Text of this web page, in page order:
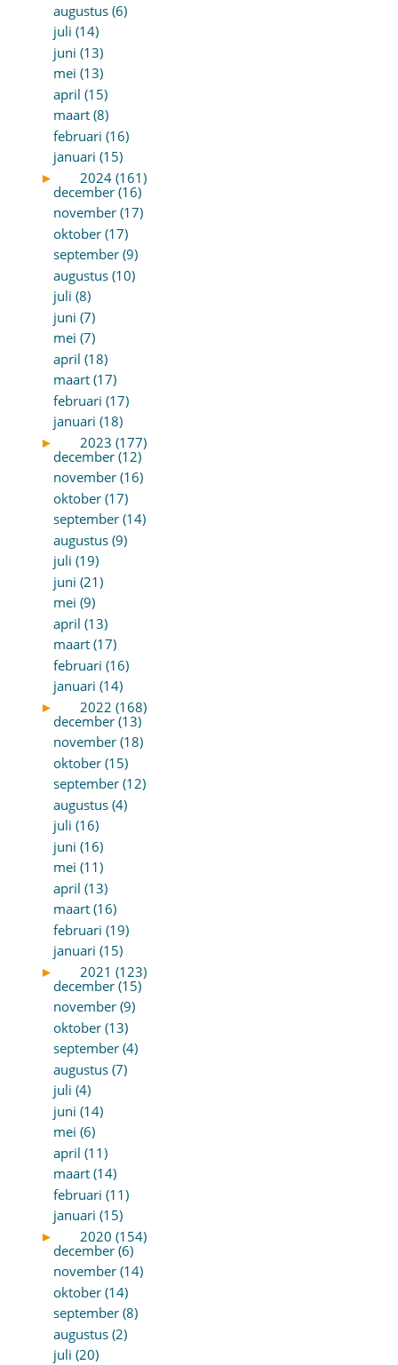
augustus (6)
juli (14)
juni (13)
mei (13)
april (15)
maart (8)
februari (16)
januari (15)
►
2024 (161)
december (16)
november (17)
oktober (17)
september (9)
augustus (10)
juli (8)
juni (7)
mei (7)
april (18)
maart (17)
februari (17)
januari (18)
►
2023 (177)
december (12)
november (16)
oktober (17)
september (14)
augustus (9)
juli (19)
juni (21)
mei (9)
april (13)
maart (17)
februari (16)
januari (14)
►
2022 (168)
december (13)
november (18)
oktober (15)
september (12)
augustus (4)
juli (16)
juni (16)
mei (11)
april (13)
maart (16)
februari (19)
januari (15)
►
2021 (123)
december (15)
november (9)
oktober (13)
september (4)
augustus (7)
juli (4)
juni (14)
mei (6)
april (11)
maart (14)
februari (11)
januari (15)
►
2020 (154)
december (6)
november (14)
oktober (14)
september (8)
augustus (2)
juli (20)